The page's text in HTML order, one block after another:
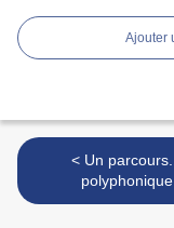
Ajouter
< Un parcours...
polyphonique